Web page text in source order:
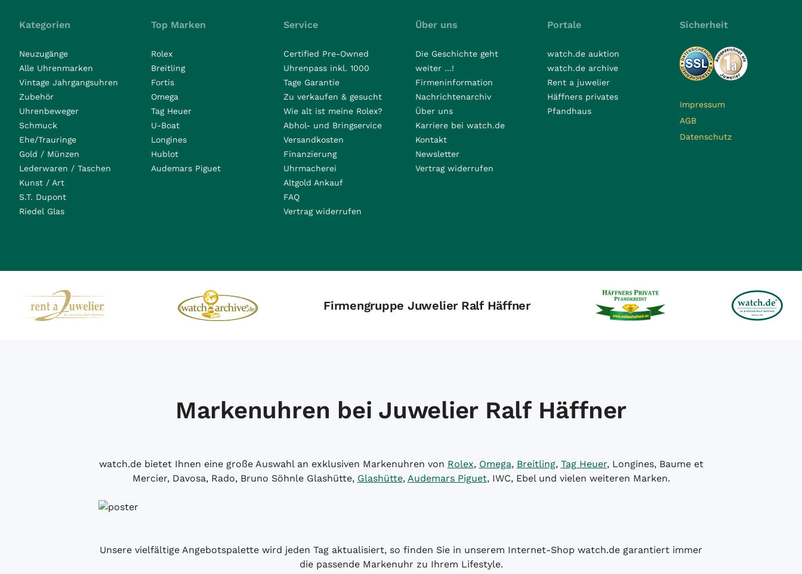
Kategorien
Neuzugänge
Alle Uhrenmarken
Vintage Jahrgangsuhren
Zubehör
Uhrenbeweger
Schmuck
Ehe/Trauringe
Gold / Münzen
Lederwaren / Taschen
Kunst / Art
S.T. Dupont
Riedel Glas
Top Marken
Rolex
Breitling
Fortis
Omega
Tag Heuer
U-Boat
Longines
Hublot
Audemars Piguet
Service
Certified Pre-Owned
Uhrenpass inkl. 1000
Tage Garantie
Zu verkaufen & gesucht
Wie alt ist meine Rolex?
Abhol- und Bringservice
Versandkosten
Finanzierung
Uhrmacherei
Altgold Ankauf
FAQ
Vertrag widerrufen
Über uns
Die Geschichte geht
weiter ...!
Firmeninformation
Nachrichtenarchiv
Über uns
Karriere bei watch.de
Kontakt
Newsletter
Vertrag widerrufen
Portale
watch.de auktion
watch.de archive
Rent a juwelier
Häffners privates
Pfandhaus
Sicherheit
Impressum
AGB
Datenschutz
Firmengruppe Juwelier Ralf Häffner
Markenuhren bei Juwelier Ralf Häffner
watch.de bietet Ihnen eine große Auswahl an exklusiven Markenuhren von Rolex, Omega, Breitling, Tag Heuer, Longines, Baume et
Mercier, Davosa, Rado, Bruno Söhnle Glashütte, Glashütte, Audemars Piguet, IWC, Ebel und vielen weiteren Marken.
Unsere vielfältige Angebotspalette wird jeden Tag aktualisiert, so finden Sie in unserem Internet-Shop watch.de garantiert immer
die passende Markenuhr zu Ihrem Lifestyle.